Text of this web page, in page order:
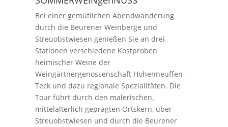
Bei einer gemütlichen Abendwanderung
durch die Beurener Weinberge und
Streuobstwiesen genießen Sie an drei
Stationen verschiedene Kostproben
heimischer Weine der
Weingärtnergenossenschaft Hohenneuffen-
Teck und dazu regionale Spezialitäten. Die
Tour führt durch den malerischen,
mittelalterlich geprägten Ortskern, über
Streuobstwiesen und durch die Beurener